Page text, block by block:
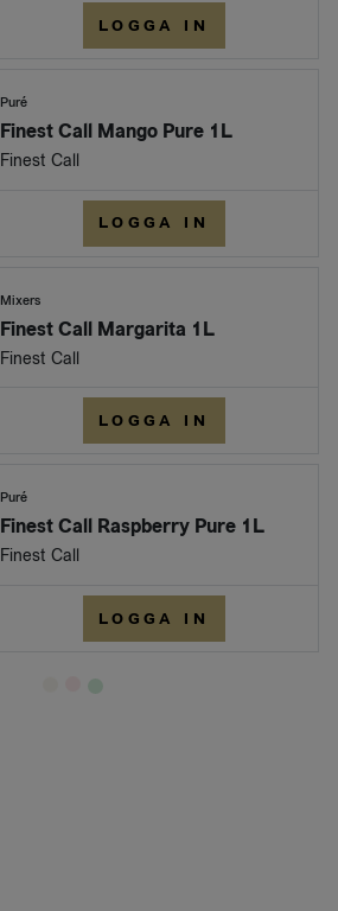
LOGGA IN
Puré
Finest Call Mango Pure 1L
Finest Call
LOGGA IN
Mixers
Finest Call Margarita 1L
Finest Call
LOGGA IN
Puré
Finest Call Raspberry Pure 1L
Finest Call
LOGGA IN